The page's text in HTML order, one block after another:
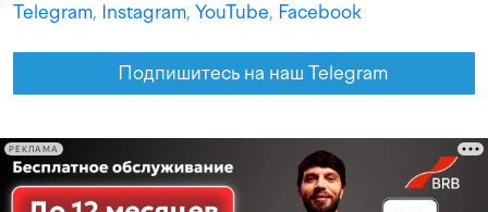
Telegram, Instagram, YouTube, Facebook
Подпишитесь на наш Telegram
РЕКЛАМА